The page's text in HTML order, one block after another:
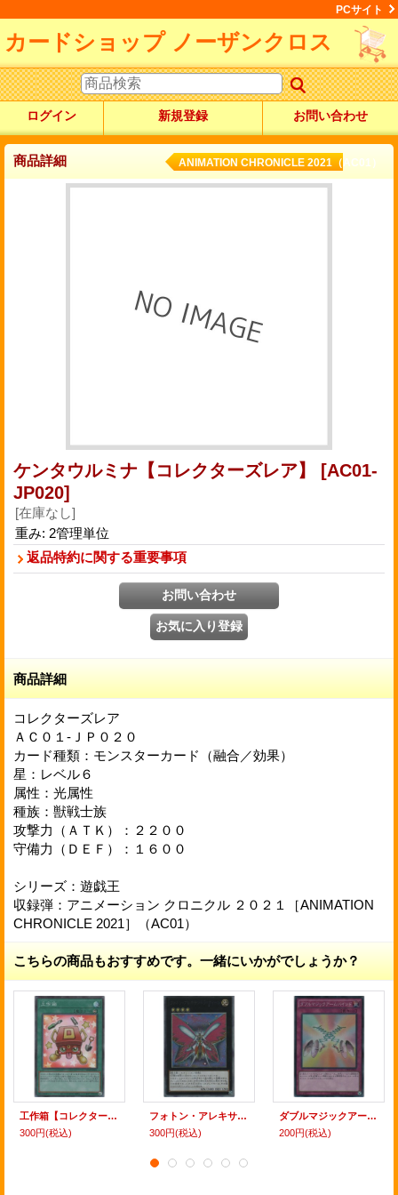
PCサイト
カードショップ ノーザンクロス
ログイン 新規登録 お問い合わせ
商品詳細 ANIMATION CHRONICLE 2021（AC01）
ケンタウルミナ【コレクターズレア】 [AC01-
JP020]
[在庫なし]
重み: 2管理単位
返品特約に関する重要事項
商品詳細
コレクターズレア
ＡＣ０１-ＪＰ０２０
カード種類：モンスターカード（融合／効果）
星：レベル６
属性：光属性
種族：獣戦士族
攻撃力（ＡＴＫ）：２２００
守備力（ＤＥＦ）：１６００
シリーズ：遊戯王
収録弾：アニメーション クロニクル ２０２１［ANIMATION
CHRONICLE 2021］（AC01）
こちらの商品もおすすめです。一緒にいかがでしょうか？
工作箱【コレクターズレア】
300円(税込)
フォトン・アレキサンドラ・クィーン【コレクターズレア】
300円(税込)
ダブルマジックアームバインド【コレクターズレア】
200円(税込)